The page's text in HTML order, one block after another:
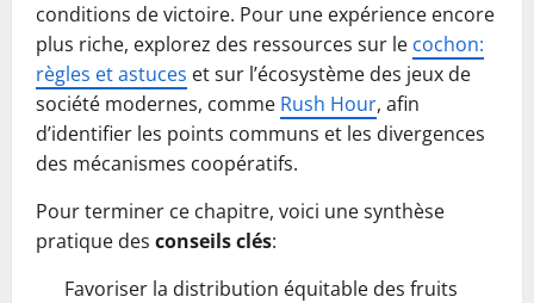
conditions de victoire. Pour une expérience encore
plus riche, explorez des ressources sur le cochon:
règles et astuces et sur l’écosystème des jeux de
société modernes, comme Rush Hour, afin
d’identifier les points communs et les divergences
des mécanismes coopératifs.
Pour terminer ce chapitre, voici une synthèse
pratique des conseils clés:
Favoriser la distribution équitable des fruits